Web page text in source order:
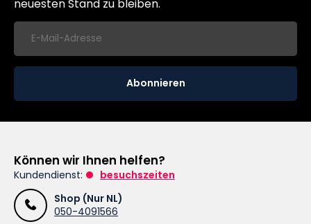
neuesten Stand zu bleiben.
Abonnieren
Können wir Ihnen helfen?
Kundendienst:
besuchszeiten
Shop (Nur NL)
050-4091566